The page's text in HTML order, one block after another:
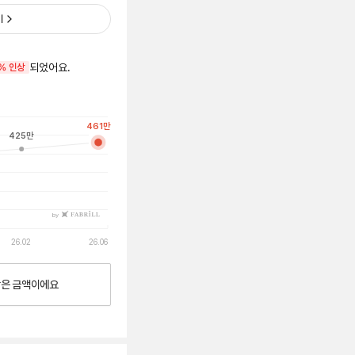
인상 되었어요.
26.02 26.06
by
425만
461만
금액이에요